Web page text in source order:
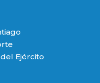
Ejército